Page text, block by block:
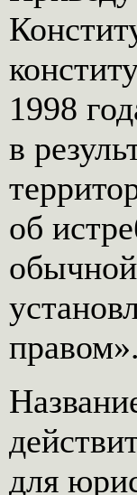
1998
в
об
правом».
для